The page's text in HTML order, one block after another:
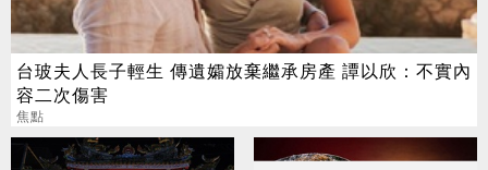
台玻夫人長子輕生 傳遺孀放棄繼承房產 譚以欣：不實內
容二次傷害
焦點